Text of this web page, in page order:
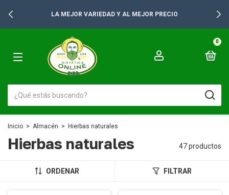
+2500 PRODUCTOS PARA TUS GONDOLAS
0
Inicio > Almacén > Hierbas naturales
Hierbas naturales 47 productos
ORDENAR FILTRAR